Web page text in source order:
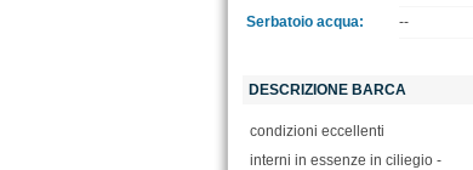
Serbatoio acqua:
--
DESCRIZIONE BARCA
condizioni eccellenti
interni in essenze in ciliegio -